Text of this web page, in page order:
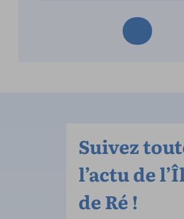
Suivez
l’actu de
de Ré !